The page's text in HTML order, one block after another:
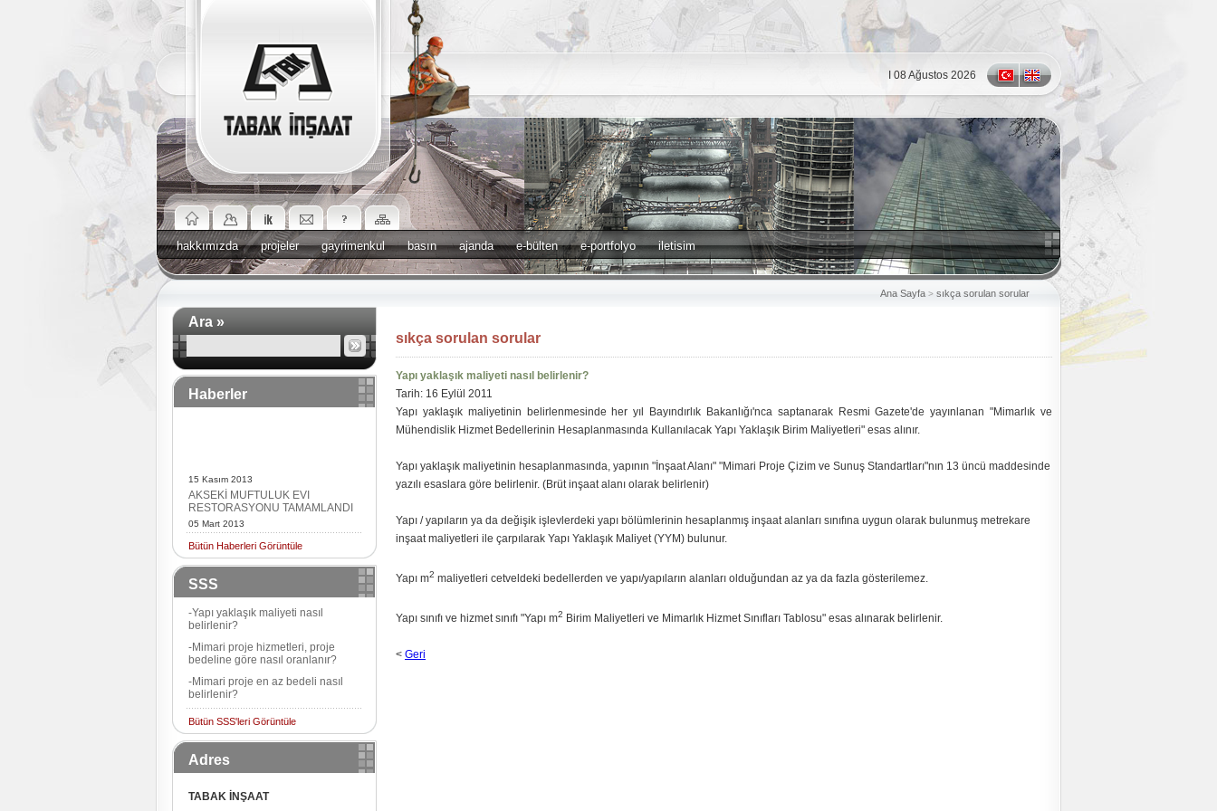
I 08 Ağustos 2026
hakkımızda projeler gayrimenkul basın ajanda e-bülten e-portfolyo iletisim
Ana Sayfa > sıkça sorulan sorular
Ara »
Haberler
15 Kasım 2013
AKSEKİ MUFTULUK EVI
RESTORASYONU TAMAMLANDI
05 Mart 2013
AKSEKİ MÜFTÜLÜK EVİ
RESTORASYONU BAŞLADI
12 Aralık 2012
AKSEKİ MÜFTÜLÜK EVİ
İHALESİNİ TABAK İNŞAAT ALDI
Bütün Haberleri Görüntüle
SSS
-Yapı yaklaşık maliyeti nasıl
belirlenir?
-Mimari proje hizmetleri, proje
bedeline göre nasıl oranlanır?
-Mimari proje en az bedeli nasıl
belirlenir?
Bütün SSS'leri Görüntüle
Adres
TABAK İNŞAAT
sıkça sorulan sorular
Yapı yaklaşık maliyeti nasıl belirlenir?
Tarih: 16 Eylül 2011
Yapı yaklaşık maliyetinin belirlenmesinde her yıl Bayındırlık Bakanlığı'nca saptanarak Resmi Gazete'de yayınlanan "Mimarlık ve
Mühendislik Hizmet Bedellerinin Hesaplanmasında Kullanılacak Yapı Yaklaşık Birim Maliyetleri" esas alınır.
Yapı yaklaşık maliyetinin hesaplanmasında, yapının "İnşaat Alanı" "Mimari Proje Çizim ve Sunuş Standartları"nın 13 üncü maddesinde
yazılı esaslara göre belirlenir. (Brüt inşaat alanı olarak belirlenir)
Yapı / yapıların ya da değişik işlevlerdeki yapı bölümlerinin hesaplanmış inşaat alanları sınıfına uygun olarak bulunmuş metrekare
inşaat maliyetleri ile çarpılarak Yapı Yaklaşık Maliyet (YYM) bulunur.
Yapı m2 maliyetleri cetveldeki bedellerden ve yapı/yapıların alanları olduğundan az ya da fazla gösterilemez.
Yapı sınıfı ve hizmet sınıfı "Yapı m2 Birim Maliyetleri ve Mimarlık Hizmet Sınıfları Tablosu" esas alınarak belirlenir.
< Geri